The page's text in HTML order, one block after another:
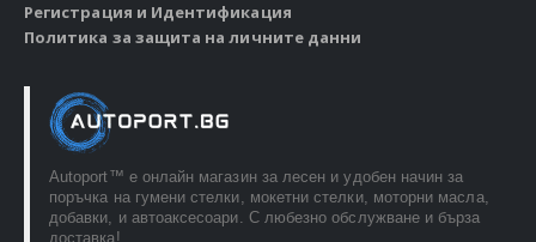
Регистрация и Идентификация
Политика за защита на личните данни
Autoport™ e онлайн магазин за лесен и удобен начин за
поръчка на гумени стелки, мокетни стелки, моторни масла,
добавки, и автоаксесоари. С любезно обслужване и бърза
доставка!